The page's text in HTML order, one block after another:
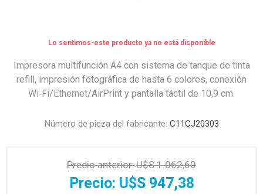
Lo sentimos-este producto ya no está disponible
Impresora multifunción A4 con sistema de tanque de tinta
refill, impresión fotográfica de hasta 6 colores, conexión
Wi‑Fi/Ethernet/AirPrint y pantalla táctil de 10,9 cm.
Número de pieza del fabricante: C11CJ20303
Precio anterior:U$S 1.062,60
Precio: U$S 947,38